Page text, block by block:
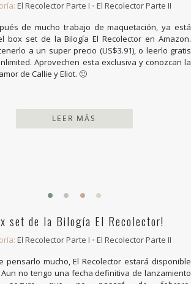
El Recolector Parte I • El Recolector Parte II
de mucho trabajo de maquetación, ya está
box set de la Bilogía El Recolector en Amazon.
a un super precio (US$3.91), o leerlo gratis
Aprovechen esta exclusiva y conozcan la
de Callie y Eliot. 🙂
LEER MÁS
set de la Bilogía El Recolector!
El Recolector Parte I • El Recolector Parte II
pensarlo mucho, El Recolector estará disponible
no tengo una fecha definitiva de lanzamiento